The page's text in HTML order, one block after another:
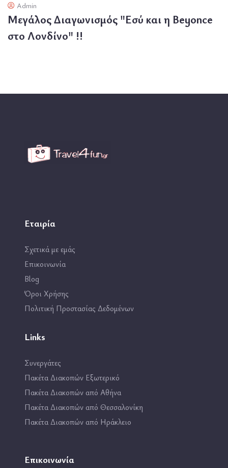
Admin
Μεγάλος Διαγωνισμός "Εσύ και η Beyonce
στο Λονδίνο" !!
Εταιρία
Σχετικά με εμάς
Επικοινωνία
Blog
Όροι Χρήσης
Πολιτική Προστασίας Δεδομένων
Links
Συνεργάτες
Πακέτα Διακοπών Εξωτερικό
Πακέτα Διακοπών από Αθήνα
Πακέτα Διακοπών από Θεσσαλονίκη
Πακέτα Διακοπών από Ηράκλειο
Επικοινωνία